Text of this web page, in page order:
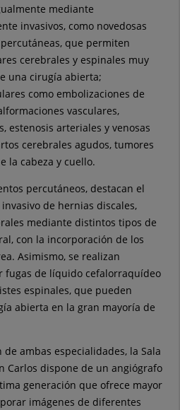
mediante
invasivos, como novedosas
que permiten
cerebrales y espinales muy
una cirugía abierta;
como embolizaciones de
vasculares,
estenosis arteriales y venosas
cerebrales agudos, tumores
la cabeza y cuello.
percutáneos, destacan el
de hernias discales,
mediante distintos tipos de
con la incorporación de los
Asimismo, se realizan
fugas de líquido cefalorraquídeo
espinales, que pueden
abierta en la gran mayoría de
ambas especialidades, la Sala
Carlos dispone de un angiógrafo
generación que ofrece mayor
imágenes de diferentes